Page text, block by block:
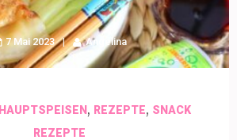
7 Mai 2023 Angelina
HAUPTSPEISEN , REZEPTE, SNACK
REZEPTE